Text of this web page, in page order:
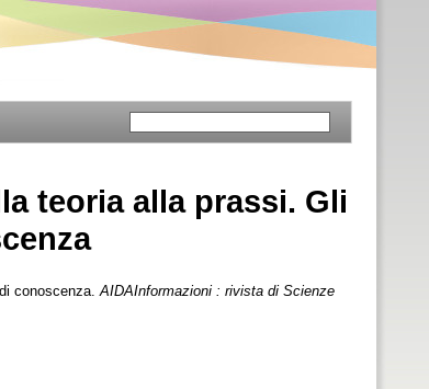
teoria alla prassi. Gli
conoscenza. AIDAInformazioni : rivista di Scienze